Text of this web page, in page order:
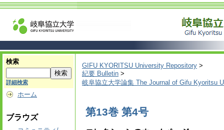
検索
詳細検索
ホーム
ブラウズ
GIFU KYORITSU University Repository >
紀要 Bulletin >
岐阜協立大学論集 The Journal of Gifu Kyoritsu
第13巻 第4号